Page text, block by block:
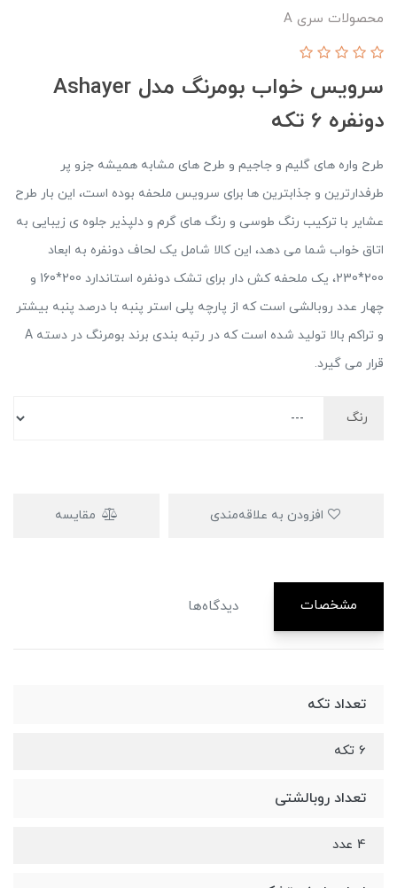
محصولات سری A
سرویس خواب بومرنگ مدل Ashayer
دونفره 6 تکه
طرح واره های گلیم و جاجیم و طرح های مشابه همیشه جزو پر
طرفدارترین و جذابترین ها برای سرویس ملحفه بوده است، این بار طرح
عشایر با ترکیب رنگ طوسی و رنگ های گرم و دلپذیر جلوه ی زیبایی به
اتاق خواب شما می دهد، این کالا شامل یک لحاف دونفره به ابعاد
200*230، یک ملحفه کش دار برای تشک دونفره استاندارد 200*160 و
چهار عدد روبالشی است که از پارچه پلی استر پنبه با درصد پنبه بیشتر
و تراکم بالا تولید شده است که در رتبه بندی برند بومرنگ در دسته A
قرار می گیرد.
رنگ
مقایسه
مشخصات دیدگاه‌ها
تعداد تکه
6 تکه
تعداد روبالشتی
4 عدد